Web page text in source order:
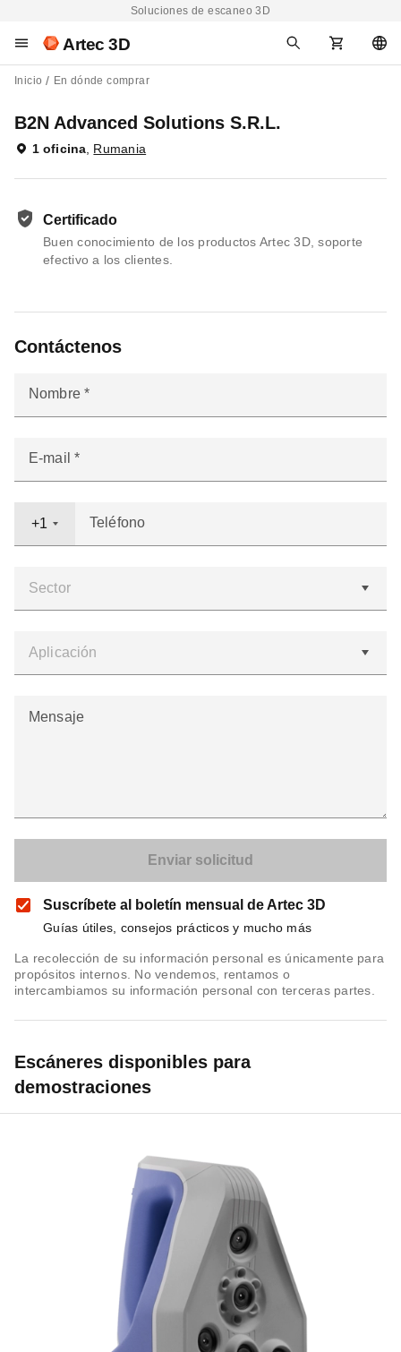
Soluciones de escaneo 3D
Artec 3D
Inicio En dónde comprar
B2N Advanced Solutions S.R.L.
1 oficina, Rumania
Certificado
Buen conocimiento de los productos Artec 3D, soporte
efectivo a los clientes.
Contáctenos
Nombre
E-mail
Teléfono
+1
Mensaje
Suscríbete al boletín mensual de Artec 3D
Guías útiles, consejos prácticos y mucho más
La recolección de su información personal es únicamente para
propósitos internos. No vendemos, rentamos o
intercambiamos su información personal con terceras partes.
Escáneres disponibles para
demostraciones